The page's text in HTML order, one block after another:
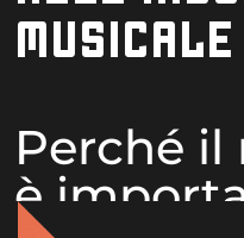
MUSICALE
Perché
è